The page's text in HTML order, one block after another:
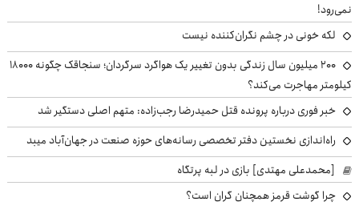
نمی‌رود!
لکه خونی در چشم نگران‌کننده نیست
۲۰۰ میلیون سال زندگی بدون تغییر یک هواگرد سرگردان؛ سنجاقک‌ چگونه ۱۸۰۰۰
کیلومتر مهاجرت می‌کند؟
خبر فوری درباره پرونده قتل حمیدرضا رجب‌زاده: متهم اصلی دستگیر شد
راه‌اندازی نخستین دفتر تخصصی رسانه‌های حوزه صنعت در جهان‌آباد میبد
[محمدعلی مهتدی] بازی در لبه پرتگاه
چرا گوشت قرمز همچنان گران است؟